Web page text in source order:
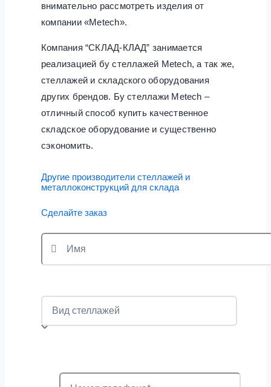
внимательно рассмотреть изделия от
компании «Metech».
Компания “СКЛАД-КЛАД” занимается
реализацией бу стеллажей Metech, а так же,
стеллажей и складского оборудования
других брендов. Бу стеллажи Metech –
отличный способ купить качественное
складское оборудование и существенно
сэкономить.
Другие производители стеллажей и
металлоконструкций для склада
Сделайте заказ